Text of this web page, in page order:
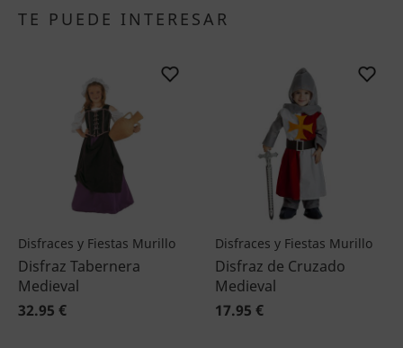
TE PUEDE INTERESAR
Disfraces y Fiestas Murillo
Disfraz Tabernera
Medieval
32.95 €
Disfraces y Fiestas Murillo
Disfraz de Cruzado
Medieval
17.95 €